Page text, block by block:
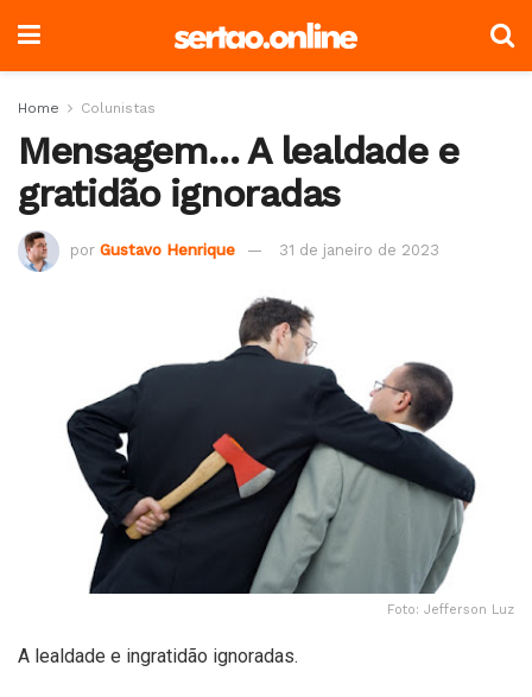
Home Colunistas
Mensagem… A lealdade e
gratidão ignoradas
por Gustavo Henrique 31 de janeiro de 2023
Foto: Jefferson Luz
A lealdade e ingratidão ignoradas.